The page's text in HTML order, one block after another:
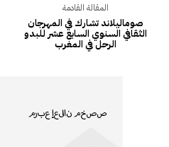
المقالة القادمة
صوماليلاند تشارك في المهرجان
الثقافي السنوي السابع عشر للبدو
الرحل في المغرب